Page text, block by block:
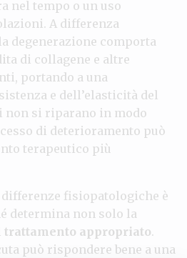
nel tempo o un uso
A differenza
degenerazione comporta
di collagene e altre
portando a una
e dell’elasticità del
non si riparano in modo
di deterioramento può
terapeutico più
differenze fisiopatologiche è
determina non solo la
trattamento appropriato.
può rispondere bene a una